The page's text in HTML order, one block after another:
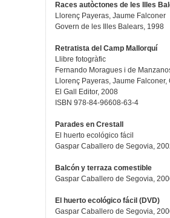
Races autòctones de les Illes
Llorenç Payeras, Jaume Falconer
Govern de les Illes Balears, 1998
Retratista del Camp Mallorquí
Llibre fotogràfic
Fernando Moragues i de
Llorenç Payeras, Jaume
El Gall Editor, 2008
ISBN 978-84-96608-63-4
Parades en Crestall
El huerto ecológico fácil
Gaspar Caballero de Segovia,
Balcón y terraza comestible
Gaspar Caballero de Segovia,
El huerto ecológico fácil (DVD)
Gaspar Caballero de Segovia,